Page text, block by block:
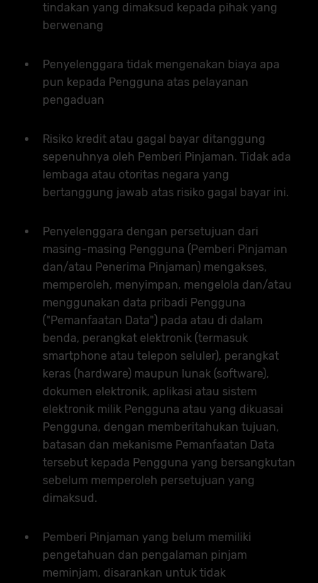
tindakan yang dimaksud kepada pihak yang
berwenang
Penyelenggara tidak mengenakan biaya apa
pun kepada Pengguna atas pelayanan
pengaduan
Risiko kredit atau gagal bayar ditanggung
sepenuhnya oleh Pemberi Pinjaman. Tidak ada
lembaga atau otoritas negara yang
bertanggung jawab atas risiko gagal bayar ini.
Penyelenggara dengan persetujuan dari
masing-masing Pengguna (Pemberi Pinjaman
dan/atau Penerima Pinjaman) mengakses,
memperoleh, menyimpan, mengelola dan/atau
menggunakan data pribadi Pengguna
("Pemanfaatan Data") pada atau di dalam
benda, perangkat elektronik (termasuk
smartphone atau telepon seluler), perangkat
keras (hardware) maupun lunak (software),
dokumen elektronik, aplikasi atau sistem
elektronik milik Pengguna atau yang dikuasai
Pengguna, dengan memberitahukan tujuan,
batasan dan mekanisme Pemanfaatan Data
tersebut kepada Pengguna yang bersangkutan
sebelum memperoleh persetujuan yang
dimaksud.
Pemberi Pinjaman yang belum memiliki
pengetahuan dan pengalaman pinjam
meminjam, disarankan untuk tidak